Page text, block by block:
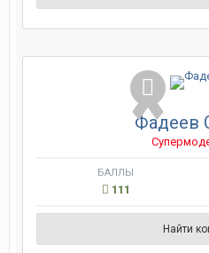
Фадеев
БАЛЛЫ
111
Найти